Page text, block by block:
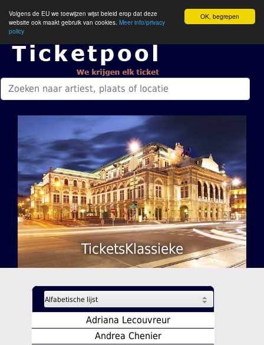
OK, begrepen
Volgens de EU we toewijzen wijst beleid erop dat deze
website ook maakt gebruik van cookies. Meer info/privacy
policy
TicketsKlassieke
Adriana Lecouvreur
Andrea Chenier